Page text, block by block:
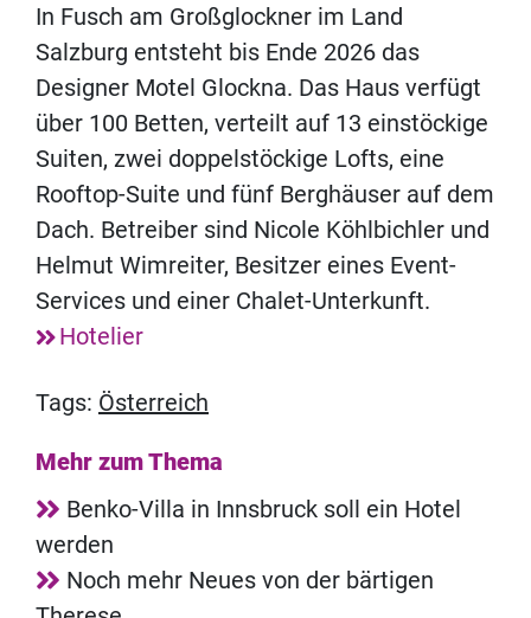
In Fusch am Großglockner im Land
Salzburg entsteht bis Ende 2026 das
Designer Motel Glockna. Das Haus verfügt
über 100 Betten, verteilt auf 13 einstöckige
Suiten, zwei doppelstöckige Lofts, eine
Rooftop-Suite und fünf Berghäuser auf dem
Dach. Betreiber sind Nicole Köhlbichler und
Helmut Wimreiter, Besitzer eines Event-
Services und einer Chalet-Unterkunft.
Hotelier
Tags: Österreich
Mehr zum Thema
Benko-Villa in Innsbruck soll ein Hotel
werden
Noch mehr Neues von der bärtigen